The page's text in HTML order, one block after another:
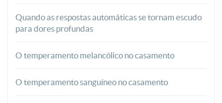
Quando as respostas automáticas se tornam escudo
para dores profundas
O temperamento melancólico no casamento
O temperamento sanguíneo no casamento